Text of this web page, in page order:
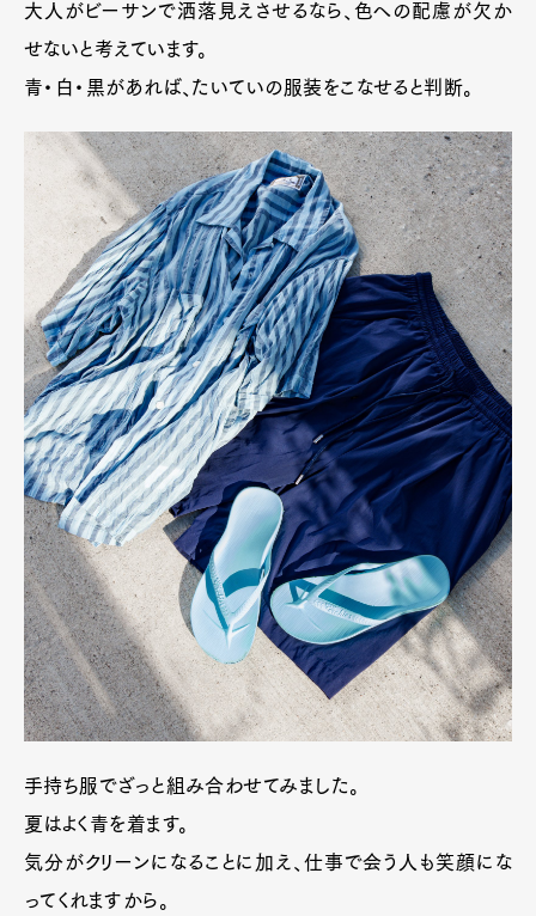
大人がビーサンで洒落見えさせるなら、色への配慮が欠か
せないと考えています。
青・白・黒があれば、たいていの服装をこなせると判断。
手持ち服でざっと組み合わせてみました。
夏はよく青を着ます。
気分がクリーンになることに加え、仕事で会う人も笑顔にな
ってくれますから。